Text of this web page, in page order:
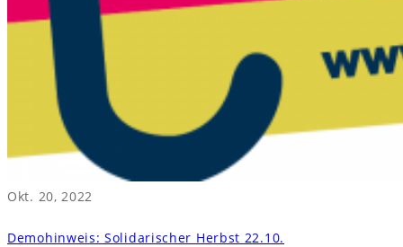
Okt. 20, 2022
Demohinweis: Solidarischer Herbst 22.10.